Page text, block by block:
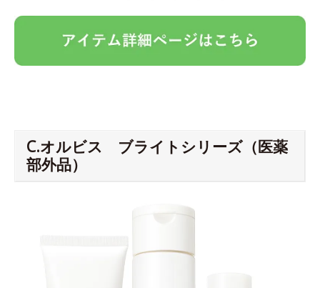
C.オルビス ブライトシリーズ（医薬
部外品）